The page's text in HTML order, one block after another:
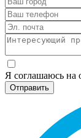
Я соглашаюсь на